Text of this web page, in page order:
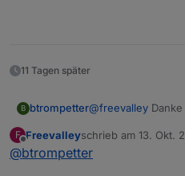
11 Tagen später
B btrompetter@freevalley
direkt auf die
sämtliche Daten
F
Offline
Freevalleyschrieb am 13. Okt.
zuletzt editiert von
@btrompetter